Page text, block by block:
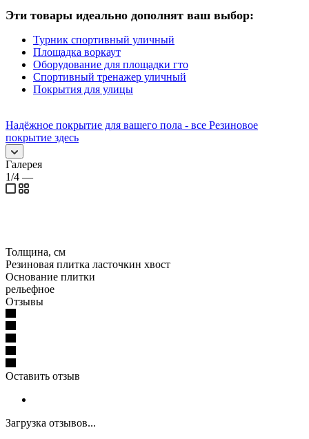
Эти товары идеально дополнят ваш выбор:
Турник спортивный уличный
Площадка воркаут
Оборудование для площадки гто
Спортивный тренажер уличный
Покрытия для улицы
Надёжное покрытие для вашего пола - все Резиновое
покрытие здесь
Галерея
1/4 —
Толщина, см
Резиновая плитка ласточкин хвост
Основание плитки
рельефное
Отзывы
Оставить отзыв
Загрузка отзывов...